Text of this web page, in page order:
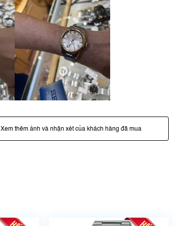
Xem thêm ảnh và nhận xét của khách hàng đã mua